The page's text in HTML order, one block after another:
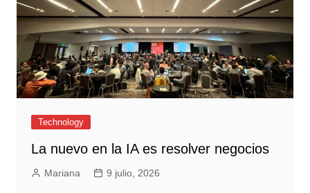
Technology
La nuevo en la IA es resolver negocios
Mariana 9 julio, 2026